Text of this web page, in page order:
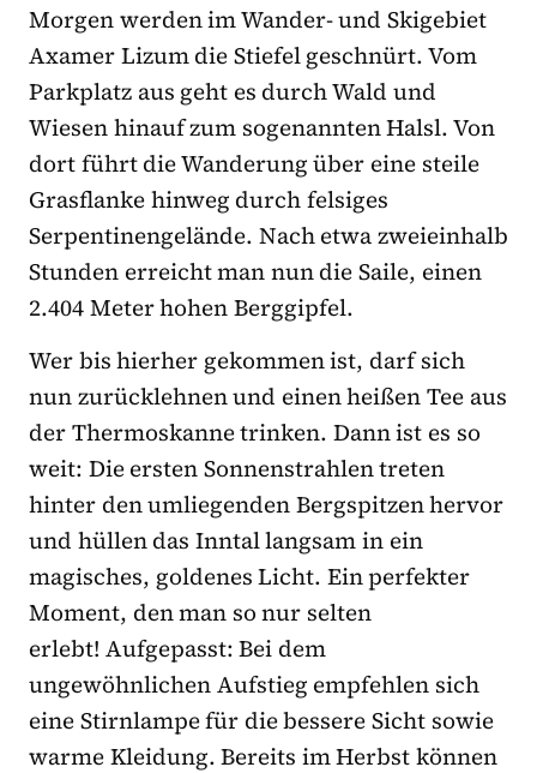
Morgen werden im Wander- und Skigebiet
Axamer Lizum die Stiefel geschnürt. Vom
Parkplatz aus geht es durch Wald und
Wiesen hinauf zum sogenannten Halsl. Von
dort führt die Wanderung über eine steile
Grasflanke hinweg durch felsiges
Serpentinengelände. Nach etwa zweieinhalb
Stunden erreicht man nun die Saile, einen
2.404 Meter hohen Berggipfel.
Wer bis hierher gekommen ist, darf sich
nun zurücklehnen und einen heißen Tee aus
der Thermoskanne trinken. Dann ist es so
weit: Die ersten Sonnenstrahlen treten
hinter den umliegenden Bergspitzen hervor
und hüllen das Inntal langsam in ein
magisches, goldenes Licht. Ein perfekter
Moment, den man so nur selten
erlebt! Aufgepasst: Bei dem
ungewöhnlichen Aufstieg empfehlen sich
eine Stirnlampe für die bessere Sicht sowie
warme Kleidung. Bereits im Herbst können